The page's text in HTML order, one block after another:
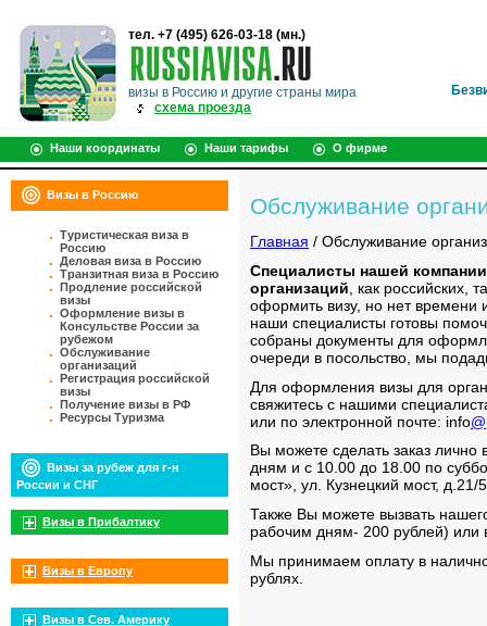
тел. +7 (495) 626-03-18 (мн.)
визы в Россию и другие страны мира
схема проезда
Наши координаты Наши тарифы О фирме
Визы в Россию
Туристическая виза в
Россию
Деловая виза в Россию
Транзитная виза в Россию
Продление российской
визы
Оформление визы в
Консульстве России за
рубежом
Обслуживание
организаций
Регистрация российской
визы
Получение визы в РФ
Ресурсы Туризма
Визы за рубеж для г-н
России и СНГ
Визы в Прибалтику
Визы в Европу
Визы в Сев. Америку
Обслуживание
Главная / Обслуживание
Специалисты нашей
организаций , как
оформить визу, но нет времени
наши специалисты готовы
собраны документы для
очереди в посольство, мы
Для оформления визы для
свяжитесь с нашими
или по электронной почте: info@
Вы можете сделать заказ
дням и с 10.00 до 18.00 по
мост», ул. Кузнецкий мост,
Также Вы можете вызвать
рабочим дням- 200 рублей) или
Мы принимаем оплату в
рублях.